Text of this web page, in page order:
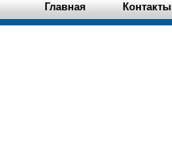
Главная Контакты